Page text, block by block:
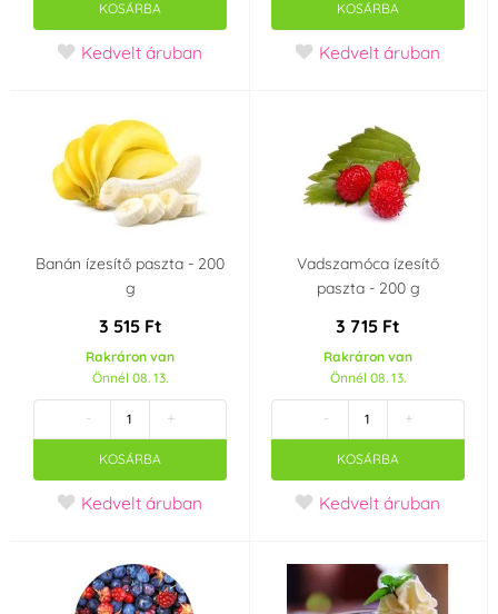
KOSÁRBA
Kedvelt áruban
KOSÁRBA
Kedvelt áruban
Banán ízesítő paszta - 200
g
3 515 Ft
Rakráron van
Önnél 08. 13.
- +
KOSÁRBA
Kedvelt áruban
Vadszamóca ízesítő
paszta - 200 g
3 715 Ft
Rakráron van
Önnél 08. 13.
- +
KOSÁRBA
Kedvelt áruban